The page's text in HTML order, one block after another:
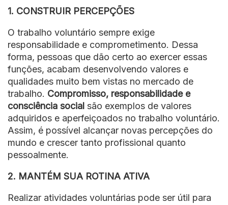
1. CONSTRUIR PERCEPÇÕES
O trabalho voluntário sempre exige
responsabilidade e comprometimento. Dessa
forma, pessoas que dão certo ao exercer essas
funções, acabam desenvolvendo valores e
qualidades muito bem vistas no mercado de
trabalho. Compromisso, responsabilidade e
consciência social são exemplos de valores
adquiridos e aperfeiçoados no trabalho voluntário.
Assim, é possível alcançar novas percepções do
mundo e crescer tanto profissional quanto
pessoalmente.
2. MANTÉM SUA ROTINA ATIVA
Realizar atividades voluntárias pode ser útil para